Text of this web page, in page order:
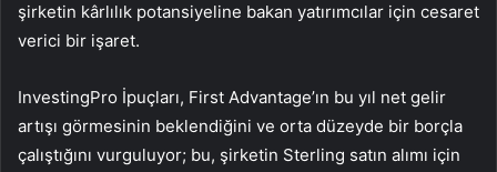
şirketin kârlılık potansiyeline bakan yatırımcılar için cesaret
verici bir işaret.
InvestingPro İpuçları, First Advantage’ın bu yıl net gelir
artışı görmesinin beklendiğini ve orta düzeyde bir borçla
çalıştığını vurguluyor; bu, şirketin Sterling satın alımı için